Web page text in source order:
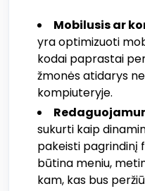
Mobilusis ar
yra optimizuoti
kodai paprastai
žmonės atidarys
kompiuteryje.
sukurti kaip
pakeisti pagrindinį
būtina meniu,
kam, kas bus